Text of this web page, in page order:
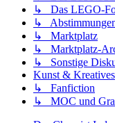
↳ Das LEGO-
↳
↳ Marktplatz
↳ Marktplatz-
↳ Sonstige
Kunst & Kreatives
↳ Fanfiction
↳ MOC und